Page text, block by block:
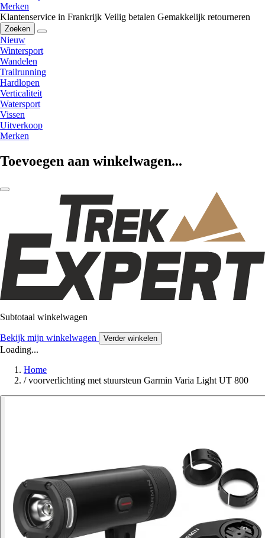
Merken
Klantenservice in Frankrijk Veilig betalen Gemakkelijk retourneren
Zoeken
Nieuw
Wintersport
Wandelen
Trailrunning
Hardlopen
Verticaliteit
Watersport
Vissen
Uitverkoop
Merken
Toevoegen aan winkelwagen...
Subtotaal winkelwagen
Bekijk mijn winkelwagen Verder winkelen
Loading...
Home
/ voorverlichting met stuursteun Garmin Varia Light UT 800